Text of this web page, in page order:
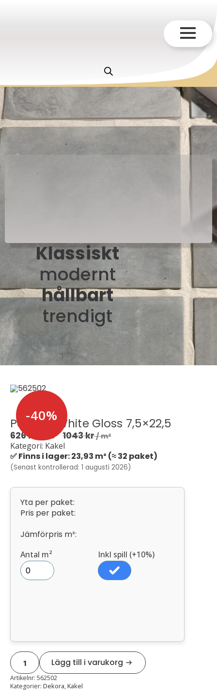
Klassiskt
modernt
hållbart
trendigt
-40%
Palazzo White Gloss 7,5×22,5
626kr / m² 1043kr/ m²
Kategori: Kakel
✅ Finns i lager: 23,93 m² (≈ 32 paket)
(Senast kontrollerad: 1 augusti 2026)
Yta per paket:
Pris per paket:
Jämförpris m²:
Antal m² Inkl spill (+10%)
Palazzo
white
gloss
7,5x22,5
mängd
Lägg till i varukorg
Artikelnr:562502
Kategorier:Dekora,Kakel